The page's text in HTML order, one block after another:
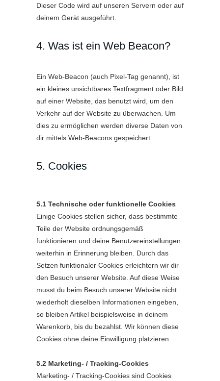
Dieser Code wird auf unseren Servern oder auf
deinem Gerät ausgeführt.
4. Was ist ein Web Beacon?
Ein Web-Beacon (auch Pixel-Tag genannt), ist
ein kleines unsichtbares Textfragment oder Bild
auf einer Website, das benutzt wird, um den
Verkehr auf der Website zu überwachen. Um
dies zu ermöglichen werden diverse Daten von
dir mittels Web-Beacons gespeichert.
5. Cookies
5.1 Technische oder funktionelle Cookies
Einige Cookies stellen sicher, dass bestimmte
Teile der Website ordnungsgemäß
funktionieren und deine Benutzereinstellungen
weiterhin in Erinnerung bleiben. Durch das
Setzen funktionaler Cookies erleichtern wir dir
den Besuch unserer Website. Auf diese Weise
musst du beim Besuch unserer Website nicht
wiederholt dieselben Informationen eingeben,
so bleiben Artikel beispielsweise in deinem
Warenkorb, bis du bezahlst. Wir können diese
Cookies ohne deine Einwilligung platzieren.
5.2 Marketing- / Tracking-Cookies
Marketing- / Tracking-Cookies sind Cookies